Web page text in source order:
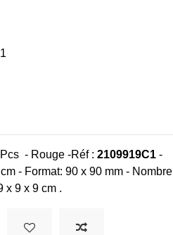
- Rouge -Réf :2109919C1 -
- Format: 90 x 90 mm - Nombre
x 9 x 9 cm .